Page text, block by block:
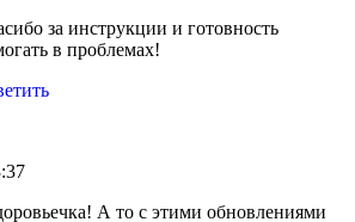
за инструкции и готовность
в проблемах!
А то с этими обновлениями